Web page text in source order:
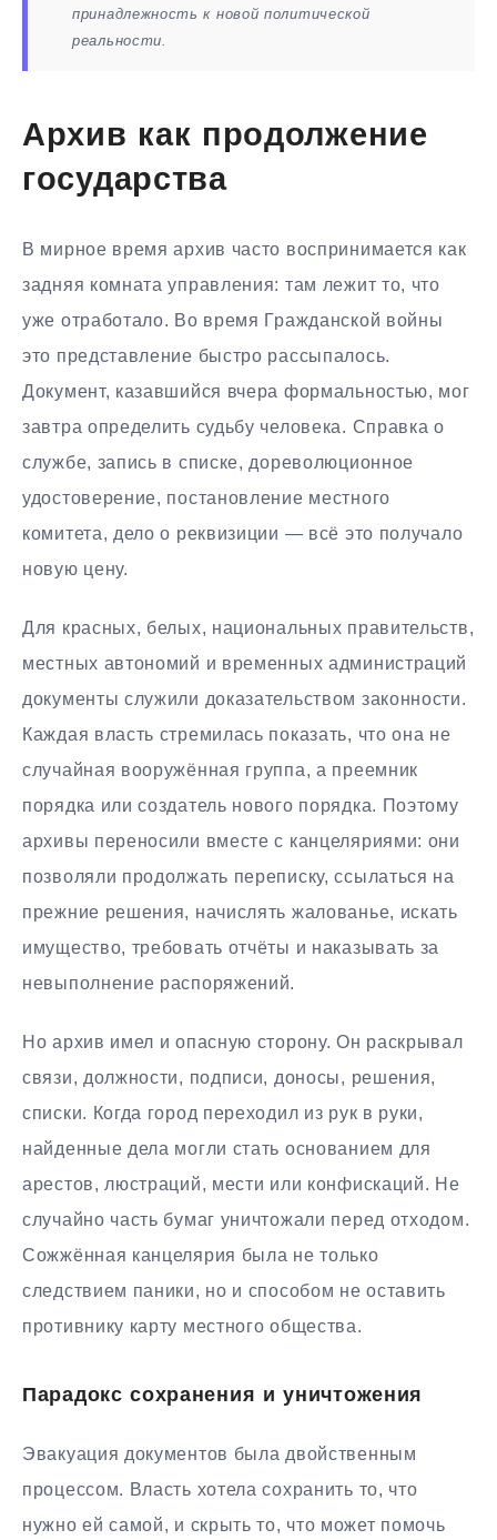
принадлежность к новой политической
реальности.
Архив как продолжение
государства
В мирное время архив часто воспринимается как
задняя комната управления: там лежит то, что
уже отработало. Во время Гражданской войны
это представление быстро рассыпалось.
Документ, казавшийся вчера формальностью, мог
завтра определить судьбу человека. Справка о
службе, запись в списке, дореволюционное
удостоверение, постановление местного
комитета, дело о реквизиции — всё это получало
новую цену.
Для красных, белых, национальных правительств,
местных автономий и временных администраций
документы служили доказательством законности.
Каждая власть стремилась показать, что она не
случайная вооружённая группа, а преемник
порядка или создатель нового порядка. Поэтому
архивы переносили вместе с канцеляриями: они
позволяли продолжать переписку, ссылаться на
прежние решения, начислять жалованье, искать
имущество, требовать отчёты и наказывать за
невыполнение распоряжений.
Но архив имел и опасную сторону. Он раскрывал
связи, должности, подписи, доносы, решения,
списки. Когда город переходил из рук в руки,
найденные дела могли стать основанием для
арестов, люстраций, мести или конфискаций. Не
случайно часть бумаг уничтожали перед отходом.
Сожжённая канцелярия была не только
следствием паники, но и способом не оставить
противнику карту местного общества.
Парадокс сохранения и уничтожения
Эвакуация документов была двойственным
процессом. Власть хотела сохранить то, что
нужно ей самой, и скрыть то, что может помочь